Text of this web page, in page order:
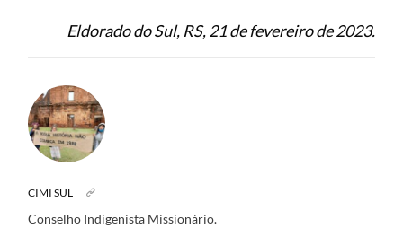
Eldorado do Sul, RS, 21 de fevereiro de 2023.
CIMI SUL
Conselho Indigenista Missionário.